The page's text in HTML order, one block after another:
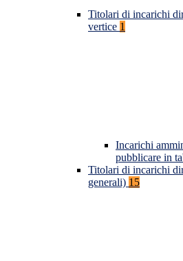
Titolari di incarichi
vertice 1
Incarichi
pubblicare in
Titolari di incarichi
generali) 15